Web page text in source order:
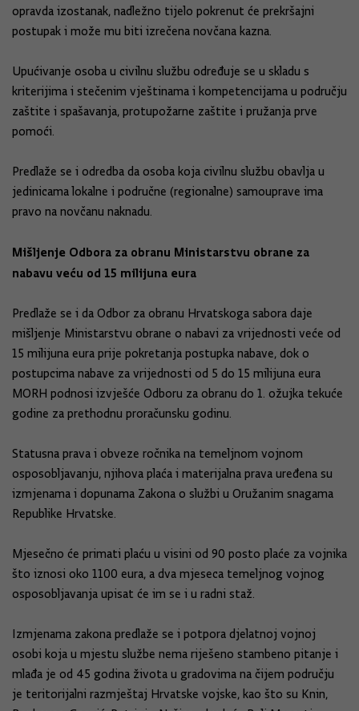
opravda izostanak, nadležno tijelo pokrenut će prekršajni
postupak i može mu biti izrečena novčana kazna.
Upućivanje osoba u civilnu službu određuje se u skladu s
kriterijima i stečenim vještinama i kompetencijama u području
zaštite i spašavanja, protupožarne zaštite i pružanja prve
pomoći.
Predlaže se i odredba da osoba koja civilnu službu obavlja u
jedinicama lokalne i područne (regionalne) samouprave ima
pravo na novčanu naknadu.
Mišljenje Odbora za obranu Ministarstvu obrane za
nabavu veću od 15 milijuna eura
Predlaže se i da Odbor za obranu Hrvatskoga sabora daje
mišljenje Ministarstvu obrane o nabavi za vrijednosti veće od
15 milijuna eura prije pokretanja postupka nabave, dok o
postupcima nabave za vrijednosti od 5 do 15 milijuna eura
MORH podnosi izvješće Odboru za obranu do 1. ožujka tekuće
godine za prethodnu proračunsku godinu.
Statusna prava i obveze ročnika na temeljnom vojnom
osposobljavanju, njihova plaća i materijalna prava uređena su
izmjenama i dopunama Zakona o službi u Oružanim snagama
Republike Hrvatske.
Mjesečno će primati plaću u visini od 90 posto plaće za vojnika
što iznosi oko 1100 eura, a dva mjeseca temeljnog vojnog
osposobljavanja upisat će im se i u radni staž.
Izmjenama zakona predlaže se i potpora djelatnoj vojnoj
osobi koja u mjestu službe nema riješeno stambeno pitanje i
mlađa je od 45 godina života u gradovima na čijem području
je teritorijalni razmještaj Hrvatske vojske, kao što su Knin,